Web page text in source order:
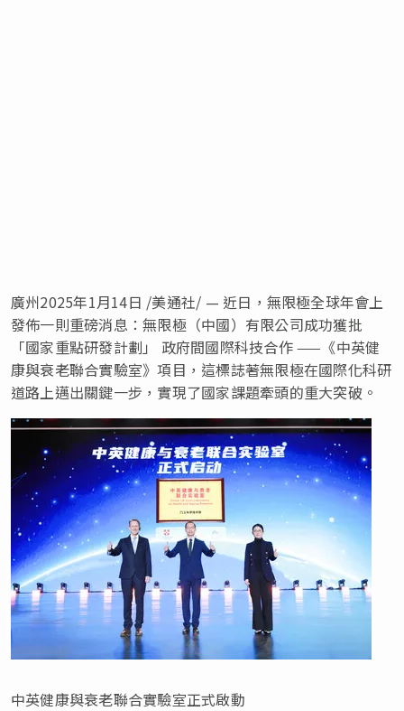
廣州2025年1月14日 /美通社/ — 近日，無限極全球年會上
發佈一則重磅消息：無限極（中國）有限公司成功獲批
「國家重點研發計劃」 政府間國際科技合作 ——《中英健
康與衰老聯合實驗室》項目，這標誌著無限極在國際化科研
道路上邁出關鍵一步，實現了國家課題牽頭的重大突破。
中英健康與衰老聯合實驗室正式啟動